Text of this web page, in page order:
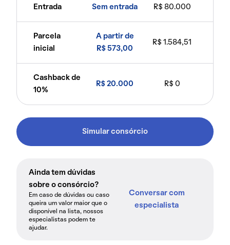
Entrada Sem entrada R$ 80.000
Parcela
inicial
A partir de
R$ 573,00
R$ 1.584,51
Cashback de
10%
R$ 20.000 R$ 0
Simular consórcio
Ainda tem dúvidas
sobre o consórcio?
Em caso de dúvidas ou caso
queira um valor maior que o
disponível na lista, nossos
especialistas podem te
ajudar.
Conversar com
especialista